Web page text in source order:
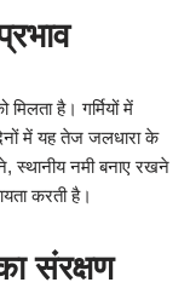
है। गर्मियों में
में यह तेज जलधारा के
स्थानीय नमी बनाए रखने
करती है।
संरक्षण